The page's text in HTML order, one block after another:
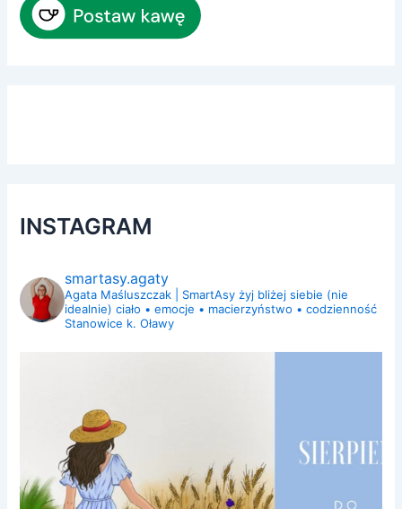
INSTAGRAM
smartasy.agaty
Agata Maśluszczak | SmartAsy żyj bliżej siebie (nie
idealnie) ciało • emocje • macierzyństwo • codzienność
Stanowice k. Oławy